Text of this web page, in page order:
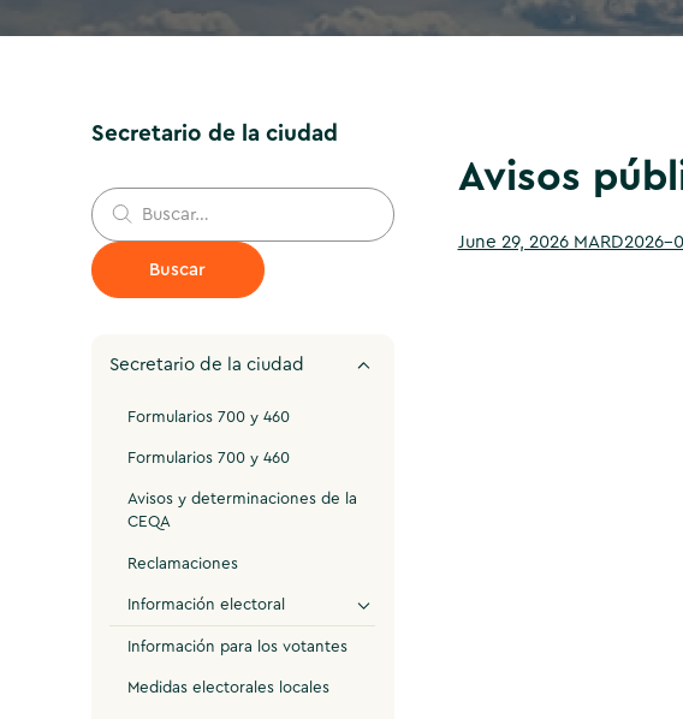
Secretario de la ciudad
Secretario de la ciudad
Formularios 700 y 460
Formularios 700 y 460
Avisos y determinaciones de la
CEQA
Reclamaciones
Información electoral
Información para los votantes
Medidas electorales locales
Avisos
June 29, 2026 MARD2026-